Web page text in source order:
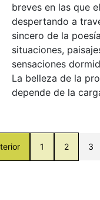
breves en las que
despertando a
sincero de la
situaciones,
sensaciones
La belleza de la
depende de la
1 2 3